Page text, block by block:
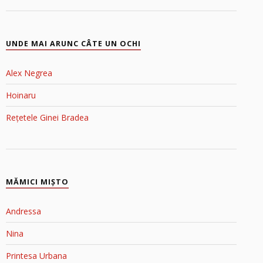
UNDE MAI ARUNC CÂTE UN OCHI
Alex Negrea
Hoinaru
Rețetele Ginei Bradea
MĂMICI MIŞTO
Andressa
Nina
Printesa Urbana